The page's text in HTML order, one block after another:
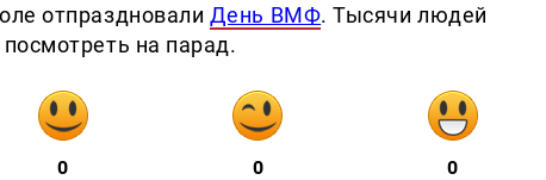
отпраздновали День ВМФ. Тысячи людей
на парад.
0 0 0